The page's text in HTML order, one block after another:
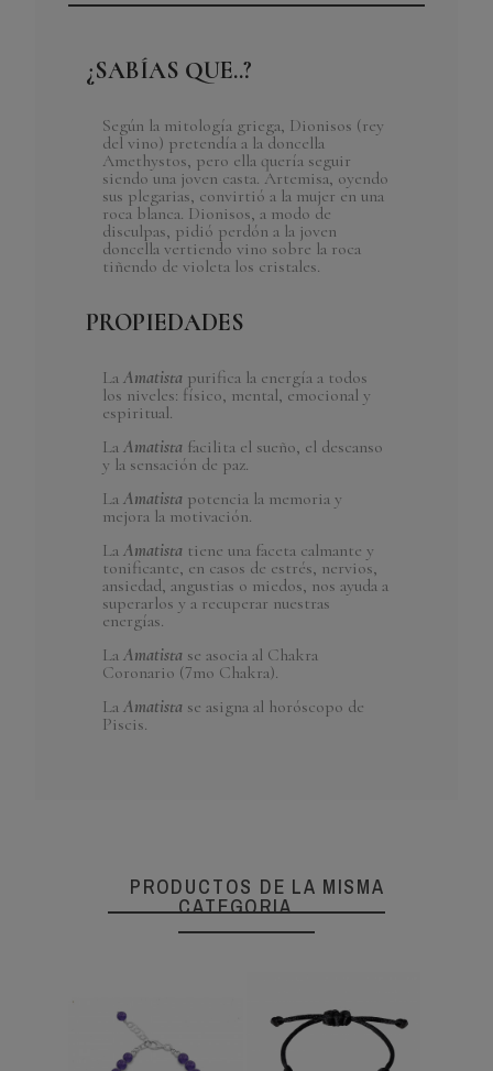
¿SABÍAS QUE..?
Según la mitología griega, Dionisos (rey
del vino) pretendía a la doncella
Amethystos, pero ella quería seguir
siendo una joven casta. Artemisa, oyendo
sus plegarias, convirtió a la mujer en una
roca blanca. Dionisos, a modo de
disculpas, pidió perdón a la joven
doncella vertiendo vino sobre la roca
tiñendo de violeta los cristales.
PROPIEDADES
LaAmatista purifica la energía a todos
los niveles: físico, mental, emocional y
espiritual.
LaAmatista facilita el sueño, el descanso
y la sensación de paz.
LaAmatista potencia la memoria y
mejora la motivación.
LaAmatista tiene una faceta calmante y
tonificante, en casos de estrés, nervios,
ansiedad, angustias o miedos, nos ayuda a
superarlos y a recuperar nuestras
energías.
LaAmatista se asocia al Chakra
Coronario (7mo Chakra).
LaAmatista se asigna al horóscopo de
Piscis.
ReferenciaPLAMT006E
En Stock
9 Artículos
PRODUCTOS DE LA MISMA
CATEGORIA